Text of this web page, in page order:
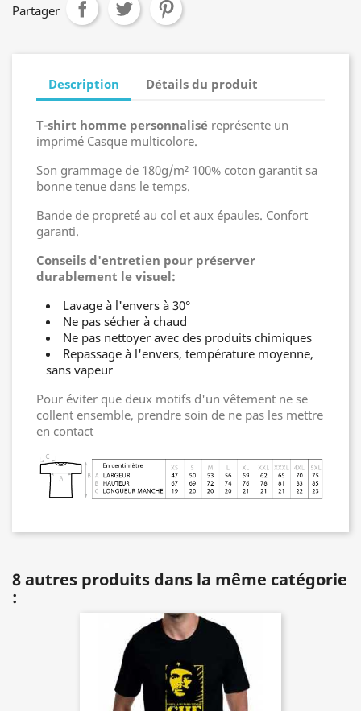
Partager
Description Détails du produit
T-shirt homme personnalisé représente un
imprimé Casque multicolore.
Son grammage de 180g/m² 100% coton garantit sa
bonne tenue dans le temps.
Bande de propreté au col et aux épaules. Confort
garanti.
Conseils d'entretien pour préserver
durablement le visuel:
Lavage à l'envers à 30°
Ne pas sécher à chaud
Ne pas nettoyer avec des produits chimiques
Repassage à l'envers, température moyenne,
sans vapeur
Pour éviter que deux motifs d'un vêtement ne se
collent ensemble, prendre soin de ne pas les mettre
en contact
8 autres produits dans la même catégorie
: